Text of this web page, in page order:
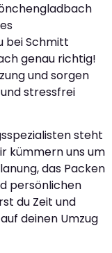
bei Schmitt
genau richtig!
und sorgen
stressfrei
steht
kümmern uns um
das Packen
persönlichen
du Zeit und
deinen Umzug